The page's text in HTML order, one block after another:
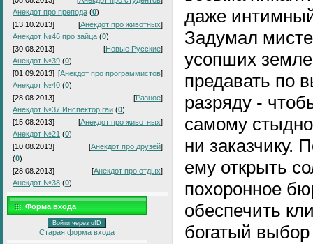
Анекдот про препода (0)
[13.10.2013]
[Анекдот про животных]
Анекдот №46 про зайца (0)
[30.08.2013]
[Новые Русские]
Анекдот №39 (0)
[01.09.2013] [Анекдот про программистов]
Анекдот №40 (0)
[28.08.2013]
[Разное]
Анекдот №37 Инспектор гаи (0)
[15.08.2013]
[Анекдот про животных]
Анекдот №21 (0)
[10.08.2013]
[Анекдот про друзей]
(0)
[28.08.2013]
[Анекдот про отдых]
Анекдот №38 (0)
Форма входа
Войти через uID
Старая форма входа
даже
Задумал
усопших земле
предавать по
разряду -
самому
ни заказчику.
ему открыть
похоронное
обеспечить
богатый выбор